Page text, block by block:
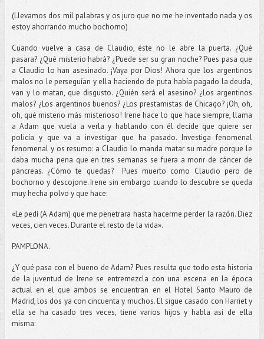
(Llevamos dos mil palabras y os juro que no me he inventado nada y os
estoy ahorrando mucho bochorno)
Cuando vuelve a casa de Claudio, éste no le abre la puerta. ¿Qué
pasara? ¿Qué misterio habrá? ¿Puede ser su gran noche? Pues pasa que
a Claudio lo han asesinado. ¡Vaya por Dios! Ahora que los argentinos
malos no le perseguían y ella haciendo de puta había pagado la deuda,
van y lo matan, que disgusto. ¿Quién será el asesino? ¿Los argentinos
malos? ¿Los argentinos buenos? ¿Los prestamistas de Chicago? ¡Oh, oh,
oh, qué misterio más misterioso! Irene hace lo que hace siempre, llama
a Adam que vuela a verla y hablando con él decide que quiere ser
policía y que va a investigar que ha pasado. Investiga fenomenal
fenomenal y os resumo: a Claudio lo manda matar su madre porque le
daba mucha pena que en tres semanas se fuera a morir de cáncer de
páncreas. ¿Cómo te quedas? Pues muerto como Claudio pero de
bochorno y descojone. Irene sin embargo cuando lo descubre se queda
muy hecha polvo y que hace:
«Le pedí (A Adam) que me penetrara hasta hacerme perder la razón. Diez
veces, cien veces. Durante el resto de la vida».
PAMPLONA.
¿Y qué pasa con el bueno de Adam? Pues resulta que todo esta historia
de la juventud de Irene se entremezcla con una escena en la época
actual en el que ambos se encuentran en el Hotel Santo Mauro de
Madrid, los dos ya con cincuenta y muchos. El sigue casado con Harriet y
ella se ha casado tres veces, tiene varios hijos y habla así de ella
misma: